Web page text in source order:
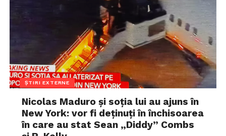
ȘTIRI EXTERNE
Nicolas Maduro și soția lui au ajuns în
New York: vor fi deținuți în închisoarea
în care au stat Sean „Diddy” Combs